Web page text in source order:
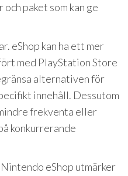
paket som kan ge
eShop kan ha ett mer
med PlayStation Store
alternativen för
innehåll. Dessutom
frekventa eller
konkurrerande
eShop utmärker